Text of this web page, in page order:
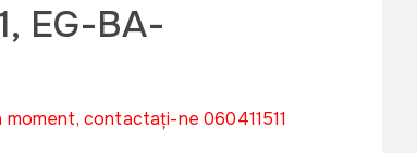
EG-BA-
contactați-ne 060411511